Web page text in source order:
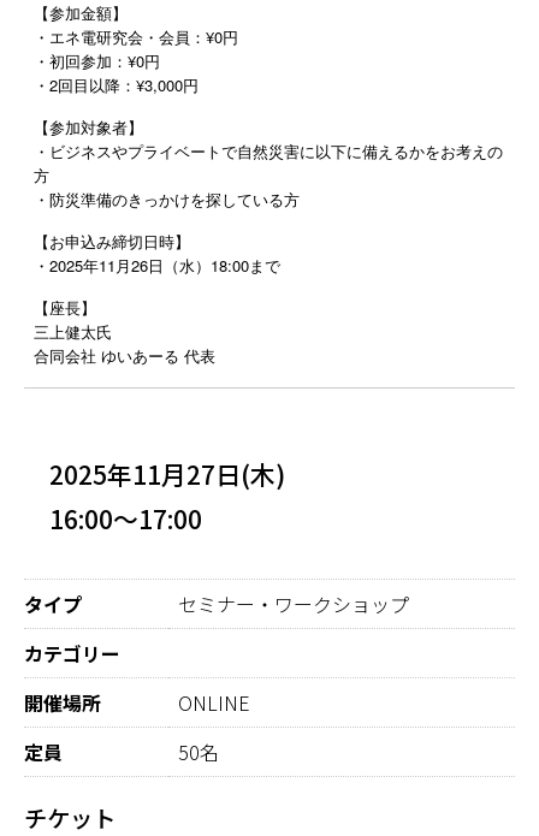
【参加金額】
・エネ電研究会・会員：¥0円
・初回参加：¥0円
・2回目以降：¥3,000円
【参加対象者】
・ビジネスやプライベートで自然災害に以下に備えるかをお考えの
方
・防災準備のきっかけを探している方
【お申込み締切日時】
・2025年11月26日（水）18:00まで
【座長】
三上健太氏
合同会社 ゆいあーる 代表
2025年11月27日(木)
16:00～17:00
タイプ
セミナー・ワークショップ
カテゴリー
開催場所
ONLINE
定員
50名
チケット